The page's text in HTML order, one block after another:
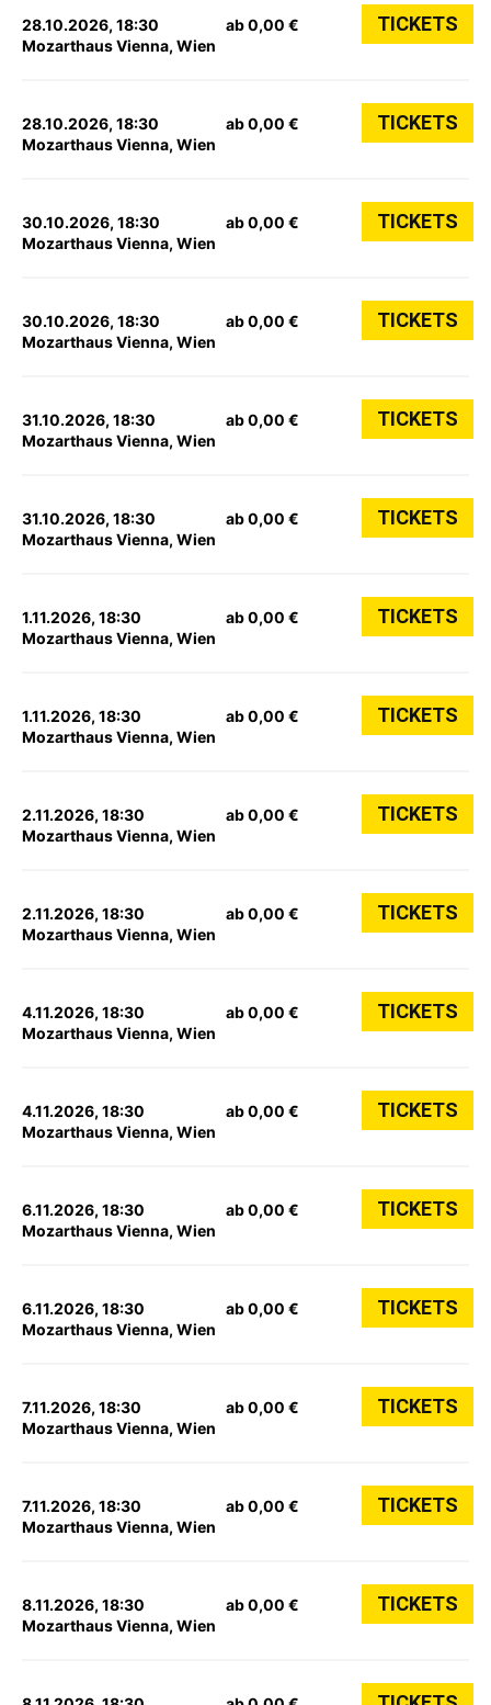
28.10.2026, 18:30
Mozarthaus Vienna, Wien
ab 0,00 € TICKETS
28.10.2026, 18:30
Mozarthaus Vienna, Wien
ab 0,00 € TICKETS
30.10.2026, 18:30
Mozarthaus Vienna, Wien
ab 0,00 € TICKETS
30.10.2026, 18:30
Mozarthaus Vienna, Wien
ab 0,00 € TICKETS
31.10.2026, 18:30
Mozarthaus Vienna, Wien
ab 0,00 € TICKETS
31.10.2026, 18:30
Mozarthaus Vienna, Wien
ab 0,00 € TICKETS
1.11.2026, 18:30
Mozarthaus Vienna, Wien
ab 0,00 € TICKETS
1.11.2026, 18:30
Mozarthaus Vienna, Wien
ab 0,00 € TICKETS
2.11.2026, 18:30
Mozarthaus Vienna, Wien
ab 0,00 € TICKETS
2.11.2026, 18:30
Mozarthaus Vienna, Wien
ab 0,00 € TICKETS
4.11.2026, 18:30
Mozarthaus Vienna, Wien
ab 0,00 € TICKETS
4.11.2026, 18:30
Mozarthaus Vienna, Wien
ab 0,00 € TICKETS
6.11.2026, 18:30
Mozarthaus Vienna, Wien
ab 0,00 € TICKETS
6.11.2026, 18:30
Mozarthaus Vienna, Wien
ab 0,00 € TICKETS
7.11.2026, 18:30
Mozarthaus Vienna, Wien
ab 0,00 € TICKETS
7.11.2026, 18:30
Mozarthaus Vienna, Wien
ab 0,00 € TICKETS
8.11.2026, 18:30
Mozarthaus Vienna, Wien
ab 0,00 € TICKETS